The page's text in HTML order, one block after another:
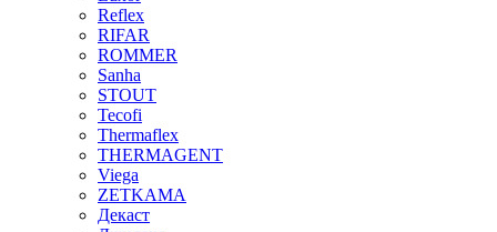
Reflex
RIFAR
ROMMER
Sanha
STOUT
Tecofi
Thermaflex
THERMAGENT
Viega
ZETKAMA
Декаст